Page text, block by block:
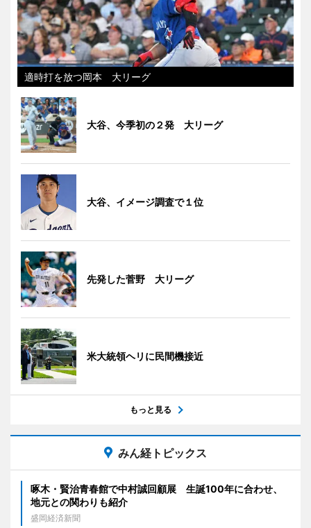
適時打を放つ岡本 大リーグ
大谷、今季初の２発 大リーグ
大谷、イメージ調査で１位
先発した菅野 大リーグ
米大統領ヘリに民間機接近
もっと見る
みん経トピックス
啄木・賢治青春館で中村誠回顧展 生誕100年に合わせ、
地元との関わりも紹介
盛岡経済新聞